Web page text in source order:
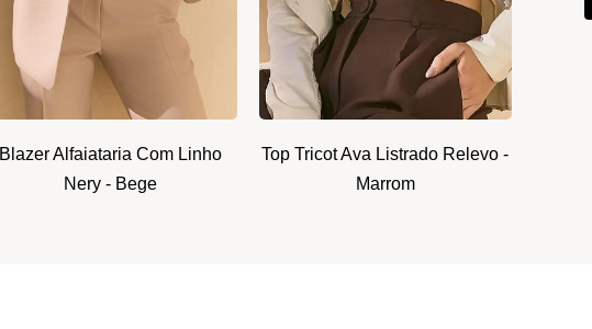
Blazer Alfaiataria Com Linho
Nery - Bege
Top Tricot Ava Listrado Relevo -
Marrom